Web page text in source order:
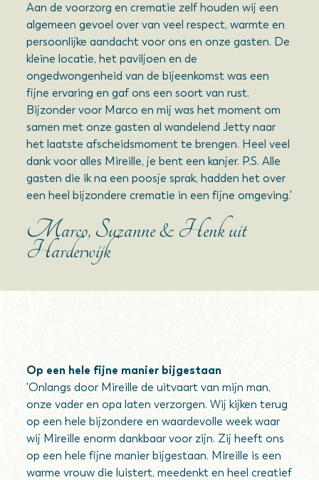
Aan de voorzorg en crematie zelf houden wij een
algemeen gevoel over van veel respect, warmte en
persoonlijke aandacht voor ons en onze gasten. De
kleine locatie, het paviljoen en de
ongedwongenheid van de bijeenkomst was een
fijne ervaring en gaf ons een soort van rust.
Bijzonder voor Marco en mij was het moment om
samen met onze gasten al wandelend Jetty naar
het laatste afscheidsmoment te brengen. Heel veel
dank voor alles Mireille, je bent een kanjer. P.S. Alle
gasten die ik na een poosje sprak, hadden het over
een heel bijzondere crematie in een fijne omgeving.'
Marco, Suzanne & Henk uit
Harderwijk
Op een hele fijne manier bijgestaan
'Onlangs door Mireille de uitvaart van mijn man,
onze vader en opa laten verzorgen. Wij kijken terug
op een hele bijzondere en waardevolle week waar
wij Mireille enorm dankbaar voor zijn. Zij heeft ons
op een hele fijne manier bijgestaan. Mireille is een
warme vrouw die luistert, meedenkt en heel creatief